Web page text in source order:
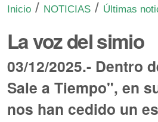
Inicio / NOTICIAS / Últimas
La voz del simio
03/12/2025.- Dentro
Sale a Tiempo", en
nos han cedido un